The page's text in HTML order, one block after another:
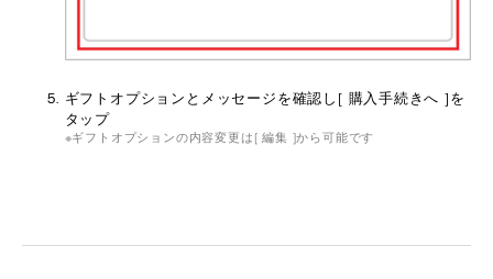
ギフトオプションとメッセージを確認し[ 購入手続きへ ]を
タップ
ギフトオプションの内容変更は[ 編集 ]から可能です